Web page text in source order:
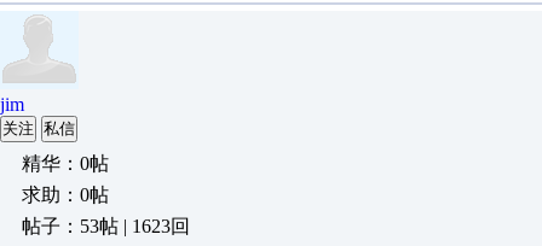
jim
关注 私信
精华：0帖
求助：0帖
帖子：53帖 | 1623回